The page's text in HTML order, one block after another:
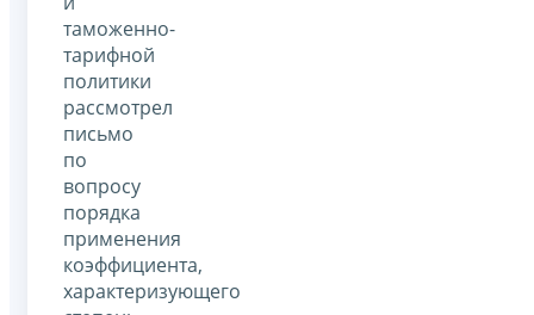
таможенно-
тарифной
политики
рассмотрел
письмо
по
вопросу
порядка
применения
коэффициента,
характеризующего